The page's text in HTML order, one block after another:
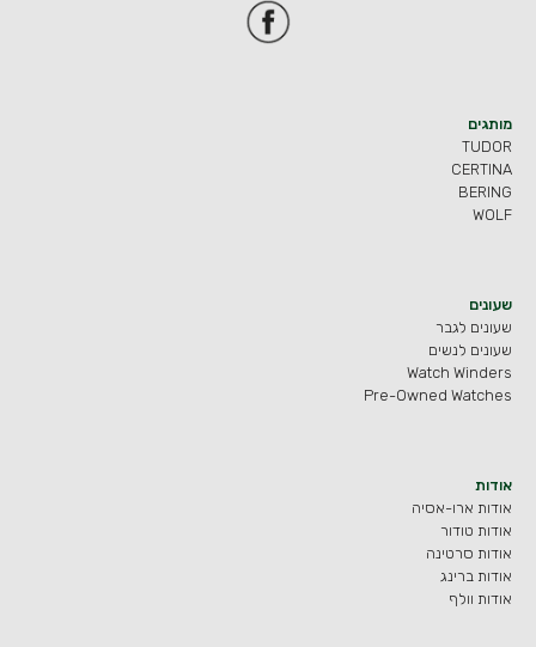
מותגים
TUDOR
CERTINA
BERING
WOLF
שעונים
שעונים לגבר
שעונים לנשים
Watch Winders
Pre-Owned Watches
אודות
אודות ארו-אסיה
אודות טודור
אודות סרטינה
אודות ברינג
אודות וולף